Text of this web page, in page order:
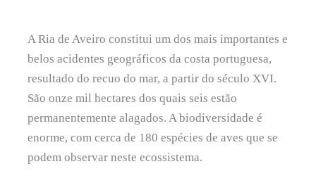
A Ria de Aveiro constitui um dos mais importantes e
belos acidentes geográficos da costa portuguesa,
resultado do recuo do mar, a partir do século XVI.
São onze mil hectares dos quais seis estão
permanentemente alagados. A biodiversidade é
enorme, com cerca de 180 espécies de aves que se
podem observar neste ecossistema.